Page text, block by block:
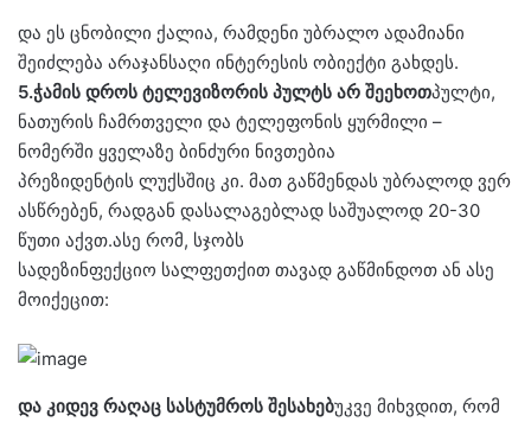
და ეს ცნობილი ქალია, რამდენი უბრალო ადამიანი
შეიძლება არაჯანსაღი ინტერესის ობიექტი გახდეს.
5.ჭამის დროს ტელევიზორის პულტს არ შეეხოთპულტი,
ნათურის ჩამრთველი და ტელეფონის ყურმილი –
ნომერში ყველაზე ბინძური ნივთებია
პრეზიდენტის ლუქსშიც კი. მათ გაწმენდას უბრალოდ ვერ
ასწრებენ, რადგან დასალაგებლად საშუალოდ 20-30
წუთი აქვთ.ასე რომ, სჯობს
სადეზინფექციო სალფეთქით თავად გაწმინდოთ ან ასე
მოიქეცით:
და კიდევ რაღაც სასტუმროს შესახებუკვე მიხვდით, რომ